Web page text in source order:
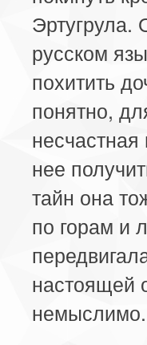
Эртугрула.
русском
похитить
понятно,
нее
тайн она
по горам и
настоящей
немыслимо.